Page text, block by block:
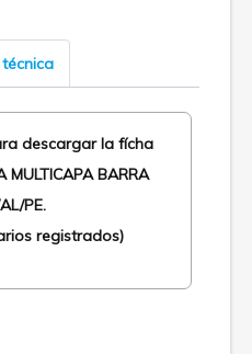
descargar la fícha
MULTICAPA BARRA
PE.
registrados)